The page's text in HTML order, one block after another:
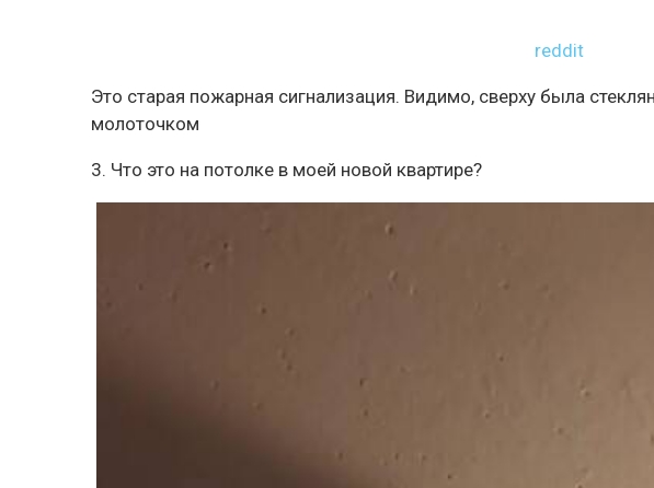
reddit
Это старая пожарная сигнализация. Видимо, сверху была
молоточком
3. Что это на потолке в моей новой квартире?